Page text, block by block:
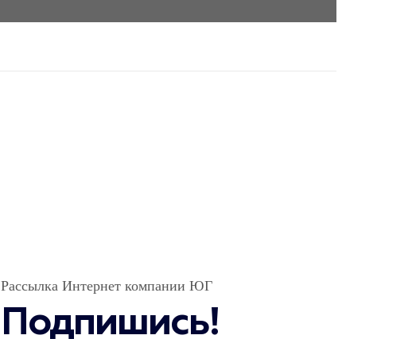
Рассылка Интернет компании ЮГ
Подпишись!